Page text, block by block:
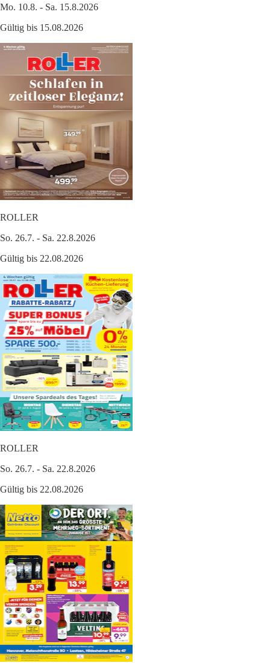
Mo. 10.8. - Sa. 15.8.2026
Gültig bis 15.08.2026
ROLLER
So. 26.7. - Sa. 22.8.2026
Gültig bis 22.08.2026
ROLLER
So. 26.7. - Sa. 22.8.2026
Gültig bis 22.08.2026